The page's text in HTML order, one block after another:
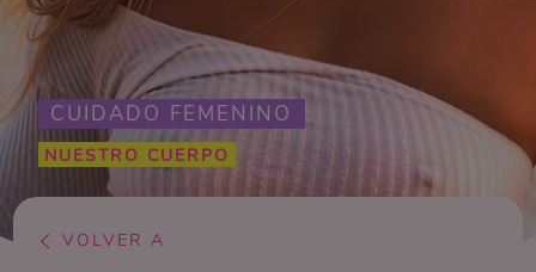
CUIDADO FEMENINO
NUESTRO CUERPO
VOLVER A